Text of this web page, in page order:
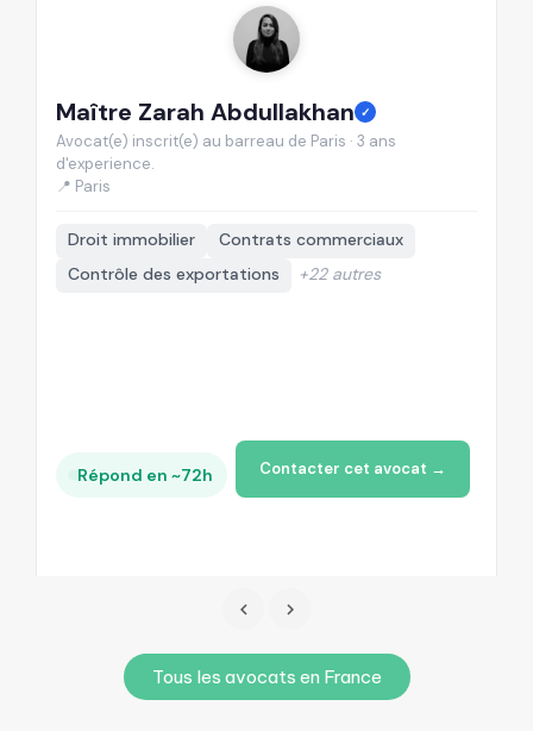
Maître Zarah Abdullakhan ✓
Avocat(e) inscrit(e) au barreau de Paris · 3 ans
d'experience.
📍 Paris
Droit immobilier
Contrats commerciaux
Contrôle des exportations
+22 autres
Répond en ~72h Contacter cet avocat →
Tous les avocats en France